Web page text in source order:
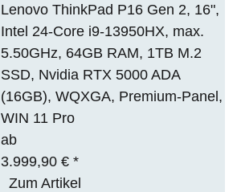
Lenovo ThinkPad P16 Gen 2, 16",
Intel 24-Core i9-13950HX, max.
5.50GHz, 64GB RAM, 1TB M.2
SSD, Nvidia RTX 5000 ADA
(16GB), WQXGA, Premium-Panel,
WIN 11 Pro
ab
3.999,90 €*
Zum Artikel